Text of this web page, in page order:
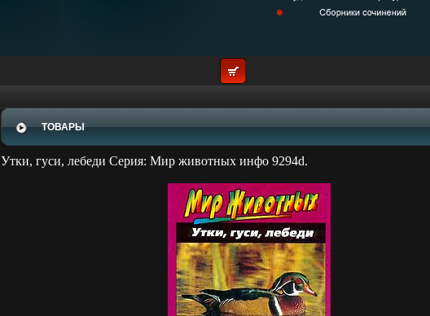
ТОВАРЫ
Утки, гуси, лебеди Серия: Мир животных инфо 9294d.